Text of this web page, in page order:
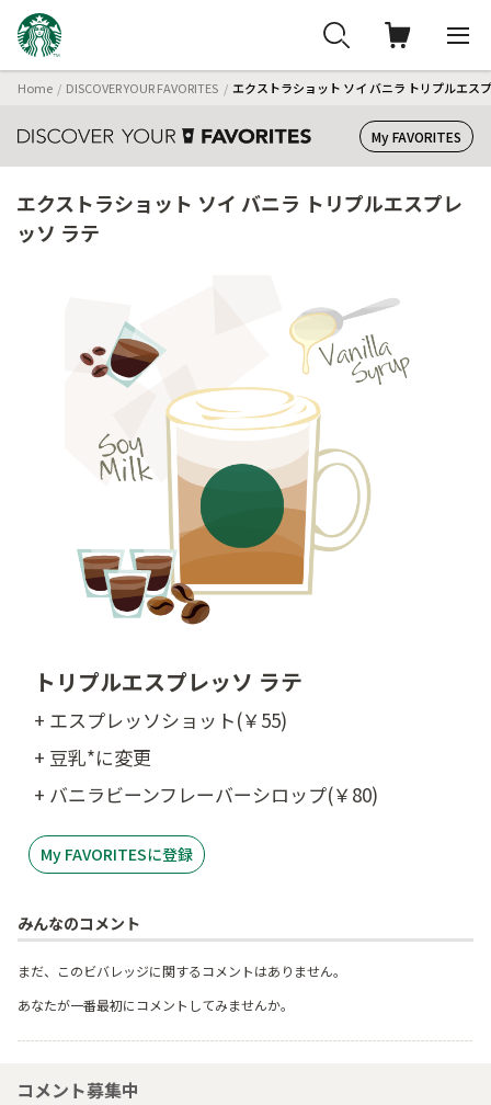
Home DISCOVER YOUR FAVORITES エクストラショット ソイ バニラ トリプルエス
My FAVORITES
エクストラショット ソイ バニラ トリプルエスプレ
ッソ ラテ
トリプルエスプレッソ ラテ
+ エスプレッソショット(￥55)
+ 豆乳*に変更
+ バニラビーンフレーバーシロップ(￥80)
My FAVORITESに登録
みんなのコメント
まだ、このビバレッジに関するコメントはありません。
あなたが一番最初にコメントしてみませんか。
コメント募集中